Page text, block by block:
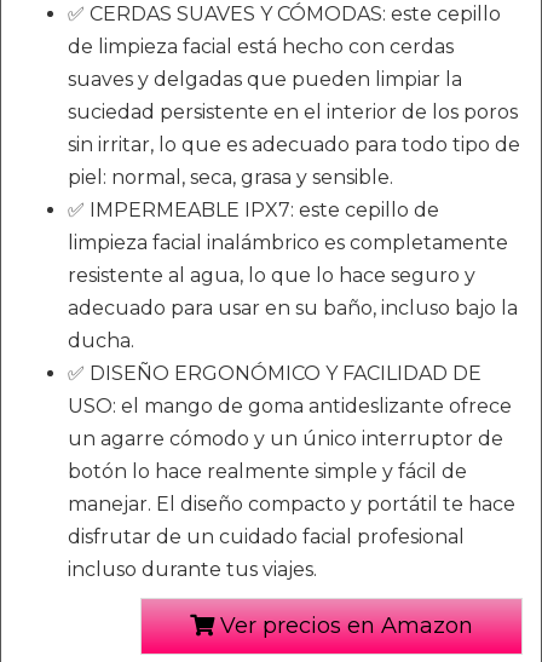
✅ CERDAS SUAVES Y CÓMODAS: este cepillo
de limpieza facial está hecho con cerdas
suaves y delgadas que pueden limpiar la
suciedad persistente en el interior de los poros
sin irritar, lo que es adecuado para todo tipo de
piel: normal, seca, grasa y sensible.
✅ IMPERMEABLE IPX7: este cepillo de
limpieza facial inalámbrico es completamente
resistente al agua, lo que lo hace seguro y
adecuado para usar en su baño, incluso bajo la
ducha.
✅ DISEÑO ERGONÓMICO Y FACILIDAD DE
USO: el mango de goma antideslizante ofrece
un agarre cómodo y un único interruptor de
botón lo hace realmente simple y fácil de
manejar. El diseño compacto y portátil te hace
disfrutar de un cuidado facial profesional
incluso durante tus viajes.
Ver precios en Amazon